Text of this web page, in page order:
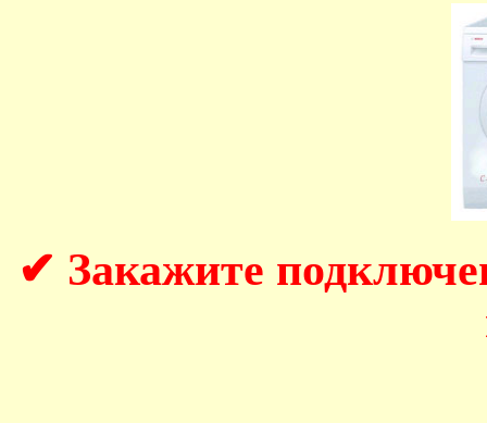
✔ Закажите